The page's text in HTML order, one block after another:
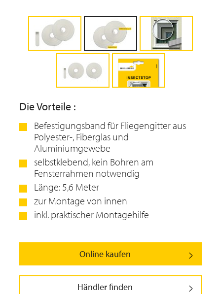
Die Vorteile :
Befestigungsband für Fliegengitter aus
Polyester-, Fiberglas und
Aluminiumgewebe
selbstklebend, kein Bohren am
Fensterrahmen notwendig
Länge: 5,6 Meter
zur Montage von innen
inkl. praktischer Montagehilfe
Online kaufen
Händler finden